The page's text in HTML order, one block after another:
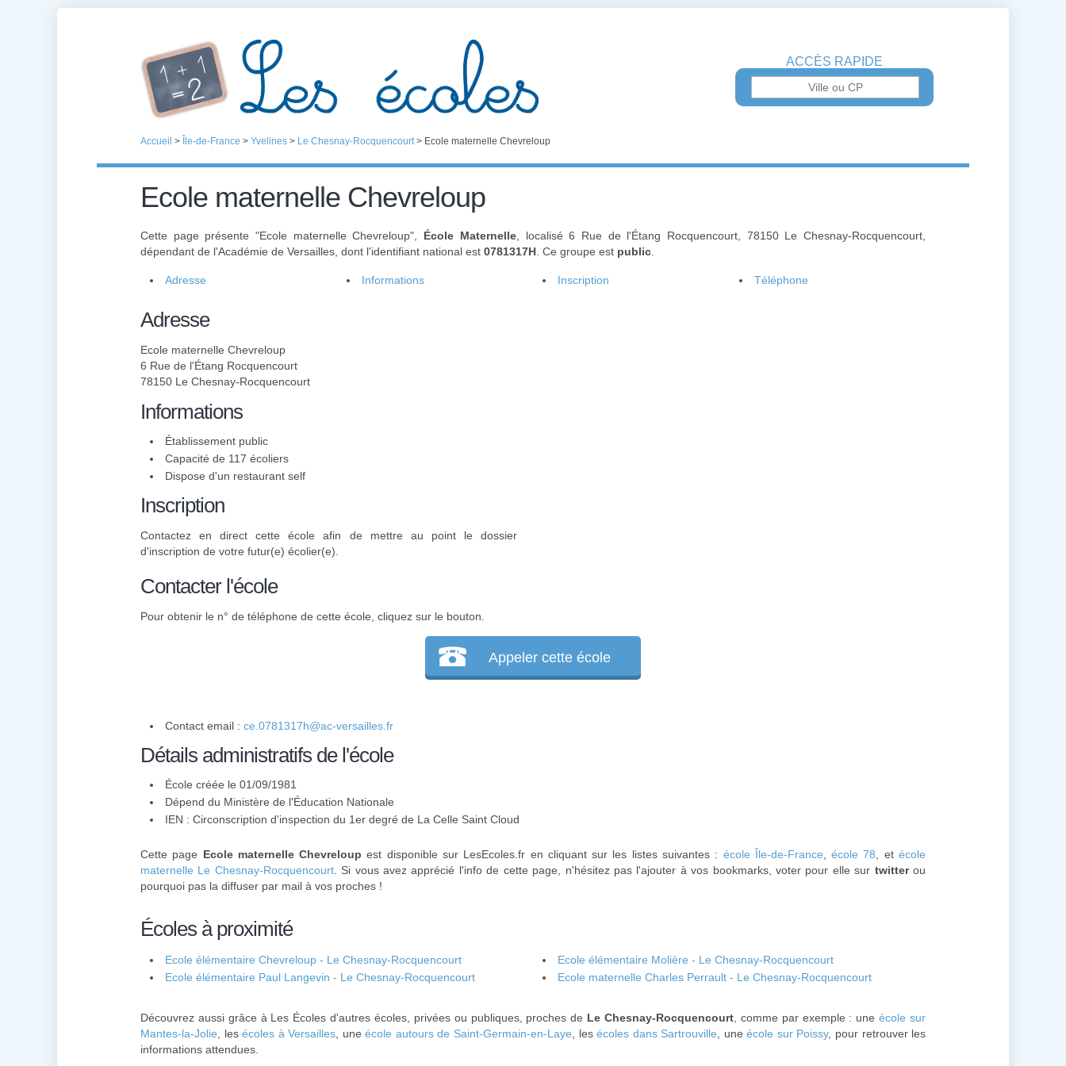
ACCÈS RAPIDE
Accueil > Île-de-France > Yvelines > Le Chesnay-Rocquencourt> Ecole maternelle Chevreloup
Ecole maternelle Chevreloup
Cette page présente "Ecole maternelle Chevreloup", École Maternelle, localisé 6 Rue de l'Étang Rocquencourt, 78150 Le Chesnay-Rocquencourt,
dépendant de l'Académie de Versailles, dont l'identifiant national est 0781317H . Ce groupe est public
Adresse Informations Inscription Téléphone
Adresse
Ecole maternelle Chevreloup
6 Rue de l'Étang Rocquencourt
78150 Le Chesnay-Rocquencourt
Informations
Établissement public
Capacité de 117 écoliers
Dispose d'un restaurant self
Inscription
Contactez en direct cette école afin de mettre au point le dossier
d'inscription de votre futur(e) écolier(e).
Contacter l'école
Pour obtenir le n° de téléphone de cette école, cliquez sur le bouton.
Appeler cette école
Contact email : ce.0781317h@ac-versailles.fr
Détails administratifs de l'école
École créée le 01/09/1981
Dépend du Ministère de l'Éducation Nationale
IEN : Circonscription d'inspection du 1er degré de La Celle Saint Cloud
Cette page Ecole maternelle Chevreloup est disponible sur LesEcoles.fr en cliquant sur les listes suivantes : école Île-de-France ,école 78 , etécole
maternelle Le Chesnay-Rocquencourt. Si vous avez apprécié l'info de cette page, n'hésitez pas l'ajouter à vos bookmarks, voter pour elle sur twitterou
pourquoi pas la diffuser par mail à vos proches !
Écoles à proximité
Ecole élémentaire Chevreloup - Le Chesnay-Rocquencourt
Ecole élémentaire Molière - Le Chesnay-Rocquencourt
Ecole élémentaire Paul Langevin - Le Chesnay-Rocquencourt
Ecole maternelle Charles Perrault - Le Chesnay-Rocquencourt
Découvrez aussi grâce à Les Écoles d'autres écoles, privées ou publiques, proches de Le Chesnay-Rocquencourt , comme par exemple : uneécole sur
Mantes-la-Jolie , lesécoles à Versailles , uneécole autours de Saint-Germain-en-Laye , lesécoles dans Sartrouville , uneécole sur Poissy, pour retrouver les
informations attendues.